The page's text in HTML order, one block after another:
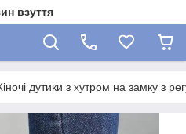
взуття
дутики з хутром на замку з